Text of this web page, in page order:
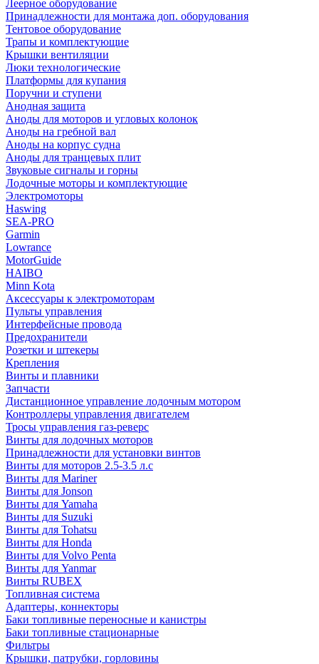
Леерное оборудование
Принадлежности для монтажа доп. оборудования
Тентовое оборудование
Трапы и комплектующие
Крышки вентиляции
Люки технологические
Платформы для купания
Поручни и ступени
Анодная защита
Аноды для моторов и угловых колонок
Аноды на гребной вал
Аноды на корпус судна
Аноды для транцевых плит
Звуковые сигналы и горны
Лодочные моторы и комплектующие
Электромоторы
Haswing
SEA-PRO
Garmin
Lowrance
MotorGuide
HAIBO
Minn Kota
Аксессуары к электромоторам
Пульты управления
Интерфейсные провода
Предохранители
Розетки и штекеры
Крепления
Винты и плавники
Запчасти
Дистанционное управление лодочным мотором
Контроллеры управления двигателем
Тросы управления газ-реверс
Винты для лодочных моторов
Принадлежности для установки винтов
Винты для моторов 2.5-3.5 л.с
Винты для Mariner
Винты для Jonson
Винты для Yamaha
Винты для Suzuki
Винты для Tohatsu
Винты для Honda
Винты для Volvo Penta
Винты для Yanmar
Винты RUBEX
Топливная система
Адаптеры, коннекторы
Баки топливные переносные и канистры
Баки топливные стационарные
Фильтры
Крышки, патрубки, горловины